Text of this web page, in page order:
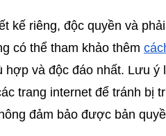
kế riêng, độc quyền và
có thể tham khảo thêm
và độc đáo nhất. Lưu ý
trang internet để tránh bị
đảm bảo được bản